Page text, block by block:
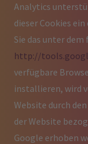
Analytics
dieser Cookies
Sie das unter
http://
verfügbare
installieren, wird
Website durch
der Website
Google erhoben